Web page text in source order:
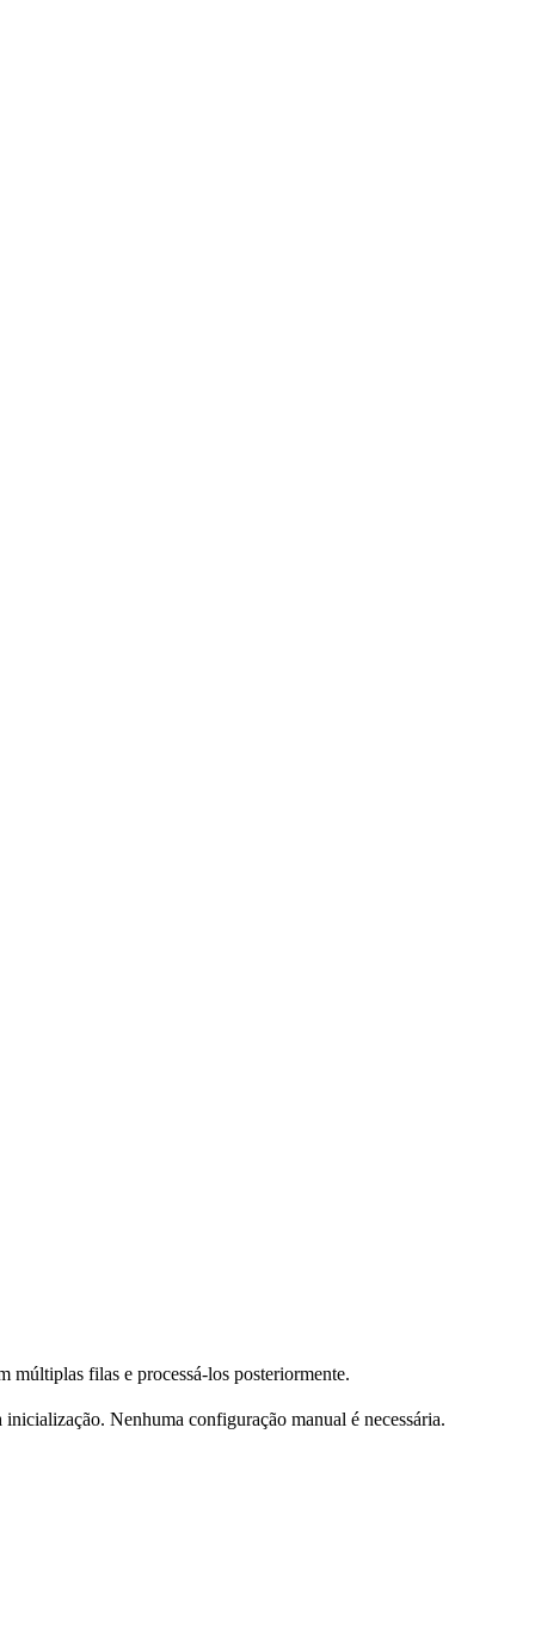
múltiplas filas e processá-los posteriormente.
Nenhuma configuração manual é necessária.